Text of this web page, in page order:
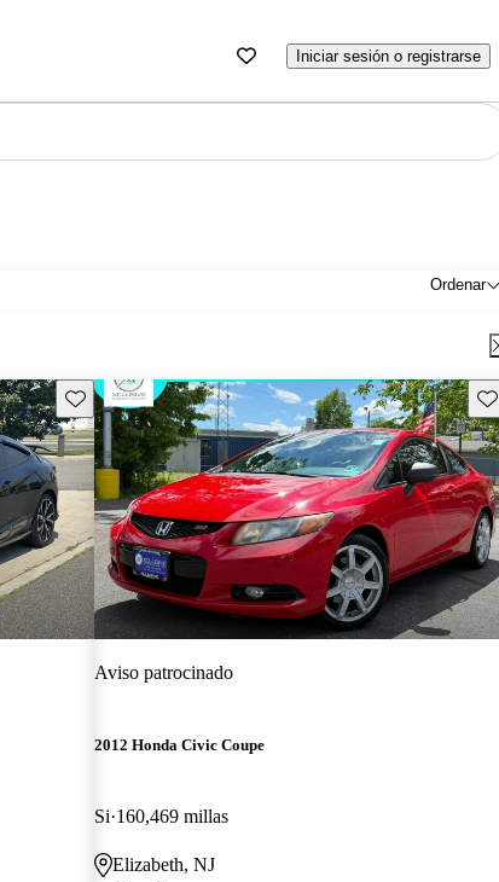
Iniciar sesión o registrarse
Ordenar
Guarda este Aviso
Aviso patrocinado
2012 Honda Civic Coupe
Si 160,469 millas
Elizabeth, NJ